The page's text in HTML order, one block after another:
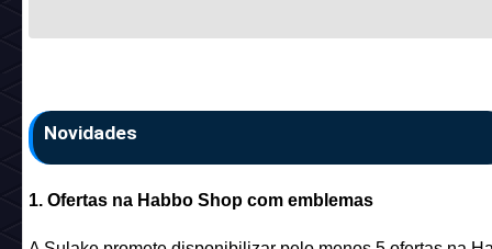
Novidades
1. Ofertas na Habbo Shop com emblemas